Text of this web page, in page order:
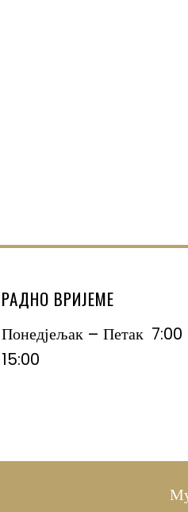
РАДНО ВРИЈЕМЕ
Понедјељак – Петак 7:00
15:00